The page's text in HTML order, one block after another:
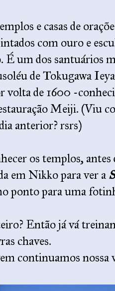
e casas de
com ouro e
um dos santuários
de Tokugawa
volta de 1600 -
Meiji. (Viu
anterior? rsrs)
os templos,
em Nikko para ver a
ponto para uma
Então já vá
chaves.
continuamos nossa